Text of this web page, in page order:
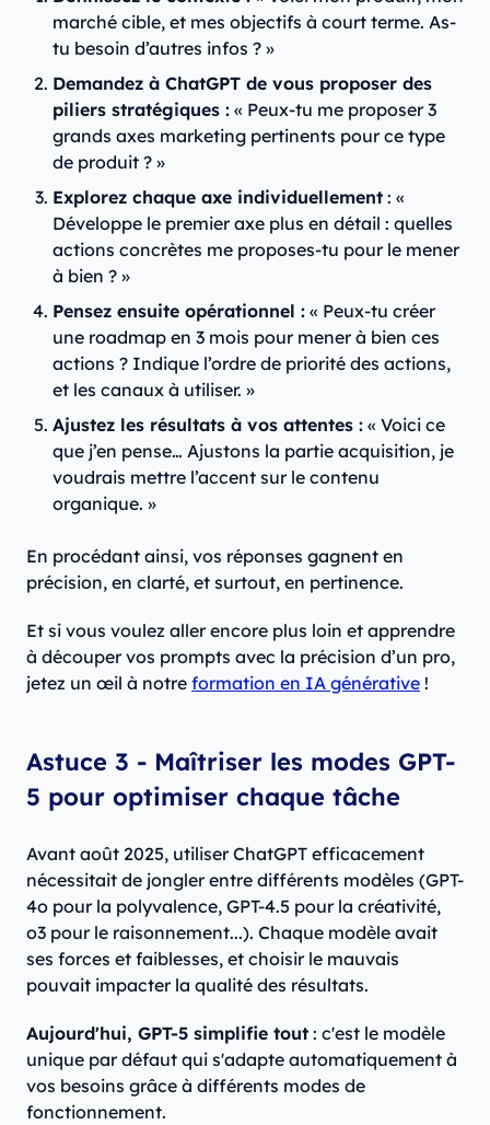
marché cible, et mes objectifs à court terme. As-
tu besoin d’autres infos ? »
Demandez à ChatGPT de vous proposer des
piliers stratégiques : « Peux-tu me proposer 3
grands axes marketing pertinents pour ce type
de produit ? »
Explorez chaque axe individuellement : «
Développe le premier axe plus en détail : quelles
actions concrètes me proposes-tu pour le mener
à bien ? »
Pensez ensuite opérationnel : « Peux-tu créer
une roadmap en 3 mois pour mener à bien ces
actions ? Indique l’ordre de priorité des actions,
et les canaux à utiliser. »
Ajustez les résultats à vos attentes : « Voici ce
que j’en pense… Ajustons la partie acquisition, je
voudrais mettre l’accent sur le contenu
organique. »
En procédant ainsi, vos réponses gagnent en
précision, en clarté, et surtout, en pertinence.
Et si vous voulez aller encore plus loin et apprendre
à découper vos prompts avec la précision d’un pro,
jetez un œil à notre formation en IA générative !
Astuce 3 - Maîtriser les modes GPT-
5 pour optimiser chaque tâche
Avant août 2025, utiliser ChatGPT efficacement
nécessitait de jongler entre différents modèles (GPT-
4o pour la polyvalence, GPT-4.5 pour la créativité,
o3 pour le raisonnement...). Chaque modèle avait
ses forces et faiblesses, et choisir le mauvais
pouvait impacter la qualité des résultats.
Aujourd'hui, GPT-5 simplifie tout : c'est le modèle
unique par défaut qui s'adapte automatiquement à
vos besoins grâce à différents modes de
fonctionnement.